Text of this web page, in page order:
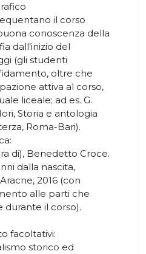
il corso
conoscenza della
dall’inizio del
(gli studenti
oltre che
attiva al corso,
liceale; ad es. G.
Storia e antologia
Roma-Bari).
di), Benedetto Croce.
dalla nascita,
2016 (con
alle parti che
durante il corso).
facoltativi:
storico ed